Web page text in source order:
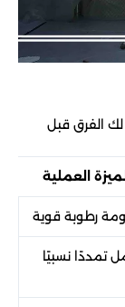
لك الفرق قبل
الميزة العملية
رطوبة قوية
تمددًا نسبيًا